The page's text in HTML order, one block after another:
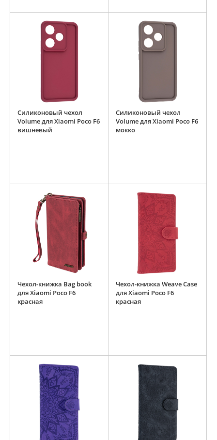
Силиконовый чехол
Volume для Xiaomi Poco F6
вишневый
Силиконовый чехол
Volume для Xiaomi Poco F6
мокко
Чехол-книжка Bag book
для Xiaomi Poco F6
красная
Чехол-книжка Weave Case
для Xiaomi Poco F6
красная